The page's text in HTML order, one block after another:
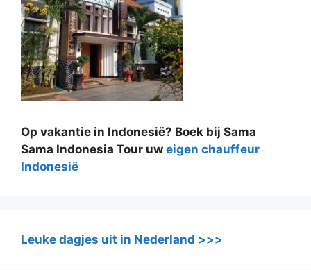
Op vakantie in Indonesië? Boek bij Sama
Sama Indonesia Tour uw eigen chauffeur
Indonesië
Leuke dagjes uit in Nederland >>>